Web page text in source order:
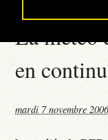
La météo
en
mardi 7 novembre